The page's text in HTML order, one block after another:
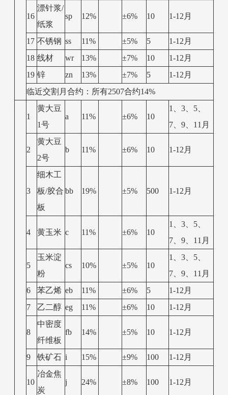
16
漂针浆/
纸浆
sp 12% ±6% 10 1-12月
17 不锈钢 ss 11% ±5% 5
1-12月
18 线材 wr 13% ±7% 10
1-12月
19 锌 zn 13% ±7% 5
1-12月
临近交割月合约：所有2507合约14%
1
黄大豆
1号
a 11% ±6% 10
1、3、5、
7、9、11月
2
黄大豆
2号
b 11% ±6% 10 1-12月
3
细木工
板/胶合
板
bb 19% ±5% 500 1-12月
4 黄玉米 c 11% ±6% 10
1、3、5、
7、9、11月
5
玉米淀
粉
cs 10% ±5% 10
1、3、5、
7、9、11月
6
苯乙烯 eb 11% ±6% 5
1-12月
7
乙二醇 eg 11% ±6% 10 1-12月
8
中密度
纤维板
fb 14% ±5% 10 1-12月
9 铁矿石 i 15% ±9% 100 1-12月
10
冶金焦
炭
j 24% ±8% 100 1-12月